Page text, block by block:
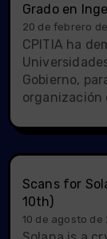
Grado en
20 de febrero
CPITIA ha
Gobierno,
organización
Scans for
10th)
10 de agosto de